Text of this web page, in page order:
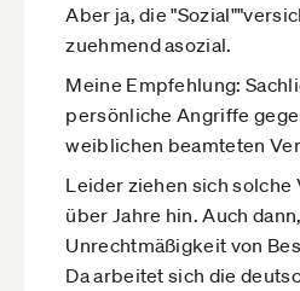
Aber ja, die
zuehmend asozial.
Meine Empfehlung:
persönliche Angriffe
weiblichen beamteten
Leider ziehen sich
über Jahre hin. Auch
Unrechtmäßigkeit von
Da arbeitet sich die